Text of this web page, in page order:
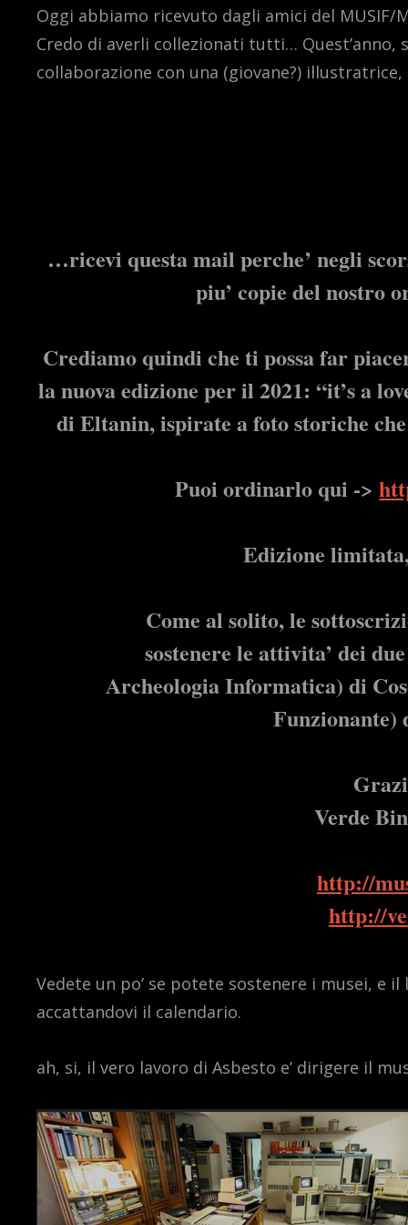
Oggi abbiamo ricevuto dagli amici del MUSIF/
Credo di averli collezionati tutti…
collaborazione con una (giovane?)
…ricevi questa mail perche’ negli
piu’ copie del nostro
Crediamo quindi che ti possa far
la nuova edizione per il 2021: “it’s a
di Eltanin, ispirate a foto storiche
Puoi ordinarlo qui ->
Edizione
Come al solito, le
sostenere le attivita’ dei
Archeologia Informatica) di
Funzionante)
Verde
http://
http://
Vedete un po’ se potete sostenere i musei, e
accattandovi il calendario.
ah, si, il vero lavoro di Asbesto e’ dirigere il